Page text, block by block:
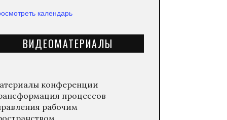
календарь
ВИДЕОМАТЕРИАЛЫ
конференции
процессов
рабочим